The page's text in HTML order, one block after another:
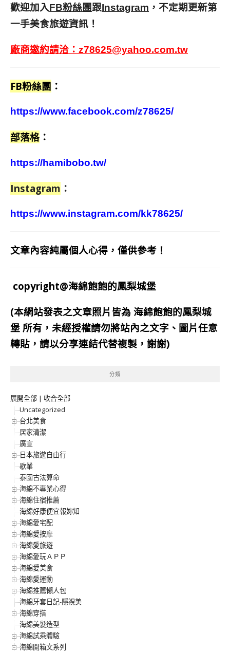
歡迎加入FB粉絲團跟Instagram ，不定期更新第
一手美食旅遊資訊！
廠商邀約請洽： z78625@yahoo.com.tw
FB粉絲團 ：
https://www.facebook.com/z78625/
部落格 ：
https://hamibobo.tw/
Instagram ：
https://www.instagram.com/kk78625/
文章內容純屬個人心得，僅供參考！
copyright@海綿飽飽的鳳梨城堡
(本網站發表之文章照片皆為 海綿飽飽的鳳梨城
堡 所有，未經授權請勿將站內之文字、圖片任意
轉貼，請以分享連結代替複製，謝謝)
分類
展開全部 | 收合全部
Uncategorized
台北美食
居家清潔
廣宣
日本旅遊自由行
歇業
泰國古法算命
海綿不專業心得
海綿住宿推薦
海綿好康便宜報妳知
海綿愛宅配
海綿愛按摩
海綿愛旅遊
海綿愛玩ＡＰＰ
海綿愛美食
海綿愛運動
海綿推薦懶人包
海綿牙套日記-隱視美
海綿穿搭
海綿美髮造型
海綿試乘體驗
海綿開箱文系列